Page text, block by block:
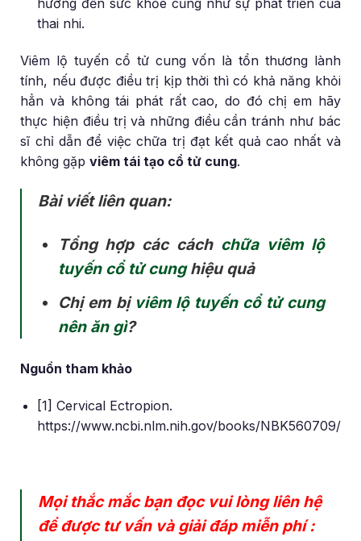
thai nhi.
Viêm lộ tuyến cổ tử cung vốn là tổn thương lành
tính, nếu được điều trị kịp thời thì có khả năng khỏi
hẳn và không tái phát rất cao, do đó chị em hãy
thực hiện điều trị và những điều cần tránh như bác
sĩ chỉ dẫn để việc chữa trị đạt kết quả cao nhất và
không gặpviêm tái tạo cổ tử cung.
Bài viết liên quan:
Tổng hợp các cách chữa viêm lộ
tuyến cổ tử cunghiệu quả
Chị em bị viêm lộ tuyến cổ tử cung
nên ăn gì?
Nguồn tham khảo
[1] Cervical Ectropion.
https://www.ncbi.nlm.nih.gov/books/NBK560709/
Mọi thắc mắc bạn đọc vui lòng liên hệ
để được tư vấn và giải đáp miễn phí :